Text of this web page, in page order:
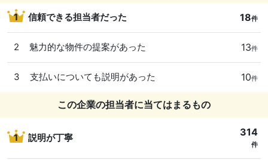
1 信頼できる担当者だった 18件
2 魅力的な物件の提案があった 13件
3 支払いについても説明があった 10件
この企業の担当者に当てはまるもの
1 説明が丁寧 314
件